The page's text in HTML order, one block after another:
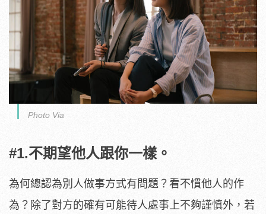
Photo Via
#1.不期望他人跟你一樣。
為何總認為別人做事方式有問題？看不慣他人的作
為？除了對方的確有可能待人處事上不夠謹慎外，若